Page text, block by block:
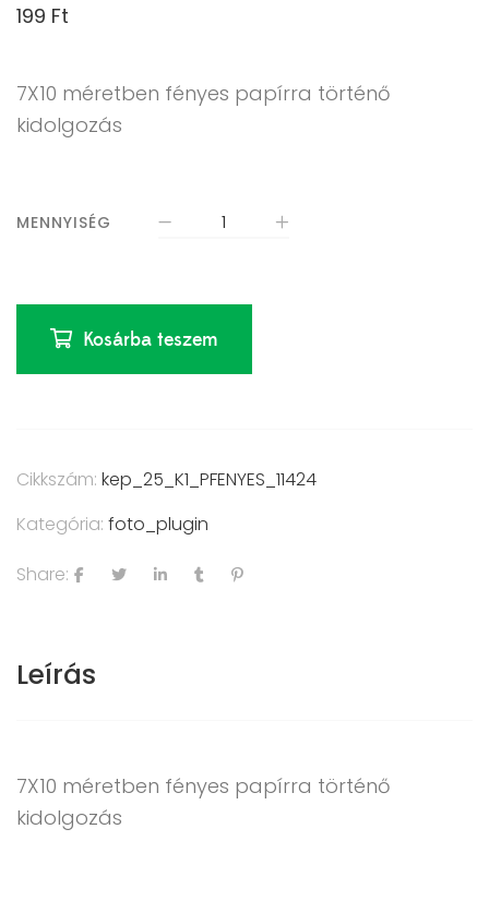
199 Ft
7X10 méretben fényes papírra történő
kidolgozás
MENNYISÉG
Kosárba teszem
Cikkszám: kep_25_K1_PFENYES_11424
Kategória: foto_plugin
Share:
Leírás
7X10 méretben fényes papírra történő
kidolgozás